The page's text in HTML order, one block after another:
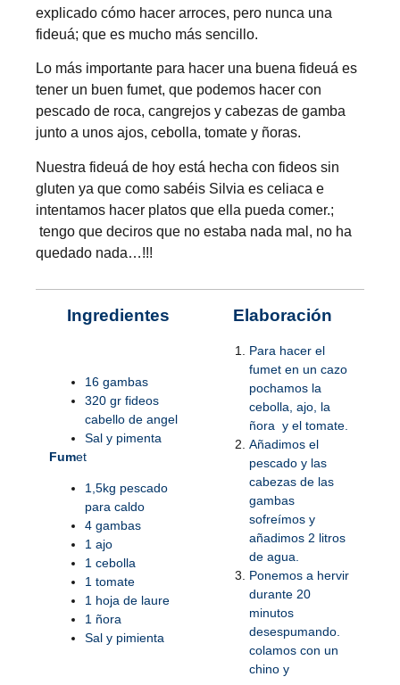
explicado cómo hacer arroces, pero nunca una
fideuá; que es mucho más sencillo.
Lo más importante para hacer una buena fideuá es
tener un buen fumet, que podemos hacer con
pescado de roca, cangrejos y cabezas de gamba
junto a unos ajos, cebolla, tomate y ñoras.
Nuestra fideuá de hoy está hecha con fideos sin
gluten ya que como sabéis Silvia es celiaca e
intentamos hacer platos que ella pueda comer.;
tengo que deciros que no estaba nada mal, no ha
quedado nada…!!!
Ingredientes
16 gambas
320 gr fideos
cabello de angel
Sal y pimenta
Fumet
1,5kg pescado
para caldo
4 gambas
1 ajo
1 cebolla
1 tomate
1 hoja de laure
1 ñora
Sal y pimienta
Elaboración
Para hacer el
fumet en un cazo
pochamos la
cebolla, ajo, la
ñora y el tomate.
Añadimos el
pescado y las
cabezas de las
gambas
sofreímos y
añadimos 2 litros
de agua.
Ponemos a hervir
durante 20
minutos
desespumando.
colamos con un
chino y